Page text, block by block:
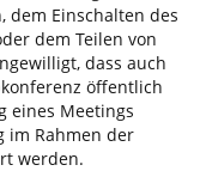
dem Einschalten des
dem Teilen von
dass auch
öffentlich
eines Meetings
im Rahmen der
werden.